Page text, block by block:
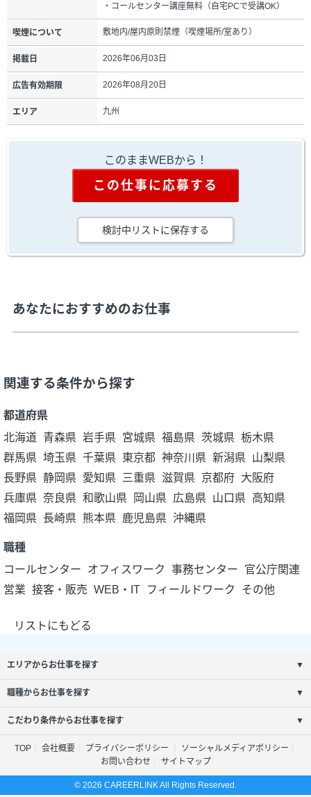
・コールセンター講座無料（自宅PCで受講OK）
喫煙について 敷地内/屋内原則禁煙（喫煙場所/室あり）
掲載日 2026年06月03日
広告有効期限 2026年08月20日
エリア 九州
このままWEBから！
この仕事に応募する
検討中リストに保存する
あなたにおすすめのお仕事
関連する条件から探す
都道府県
北海道 青森県 岩手県 宮城県 福島県 茨城県 栃木県
群馬県 埼玉県 千葉県 東京都 神奈川県 新潟県 山梨県
長野県 静岡県 愛知県 三重県 滋賀県 京都府 大阪府
兵庫県 奈良県 和歌山県 岡山県 広島県 山口県 高知県
福岡県 長崎県 熊本県 鹿児島県 沖縄県
職種
コールセンター
オフィスワーク 事務センター
官公庁関連
営業 接客・販売 WEB・IT フィールドワーク その他
リストにもどる
エリアからお仕事を探す ▼
職種からお仕事を探す ▼
こだわり条件からお仕事を探す ▼
TOP 会社概要 プライバシーポリシー
ソーシャルメディアポリシー
お問い合わせ
サイトマップ
© 2026 CAREERLINK All Rights Reserved.